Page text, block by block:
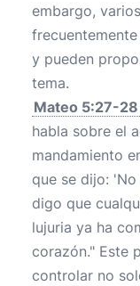
embargo,
y pueden
tema.
Mateo 5:27-28
habla sobre el
mandamiento
que se dijo:
digo que
lujuria ya ha
corazón." Este
controlar no